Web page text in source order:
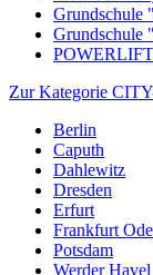
Grundschule
Grundschule
Zur Kategorie
Berlin
Caputh
Dahlewitz
Dresden
Erfurt
Frankfurt
Potsdam
Werder Havel